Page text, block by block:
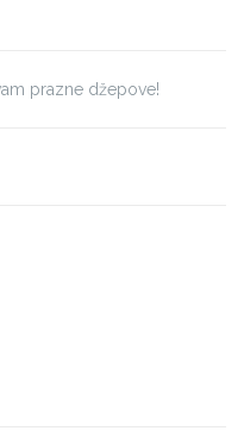
prazne džepove!